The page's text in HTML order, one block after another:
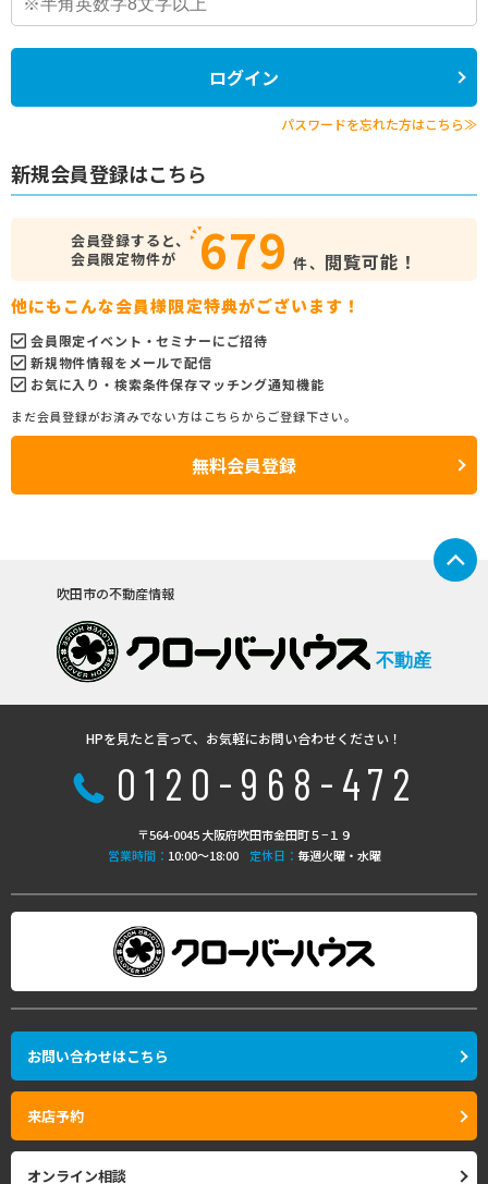
ログイン
パスワードを忘れた方はこちら≫
新規会員登録はこちら
会員登録すると、
会員限定物件が
679 件、 閲覧可能！
他にもこんな会員様限定特典がございます！
会員限定イベント・セミナーにご招待
新規物件情報をメールで配信
お気に入り・検索条件保存マッチング通知機能
まだ会員登録がお済みでない方はこちらからご登録下さい。
無料会員登録
吹田市の不動産情報
不動産
HPを見たと言って、お気軽にお問い合わせください！
0120-968-472
〒564-0045 大阪府吹田市金田町５−１９
営業時間： 10:00〜18:00 定休日： 毎週火曜・水曜
お問い合わせはこちら
来店予約
オンライン相談